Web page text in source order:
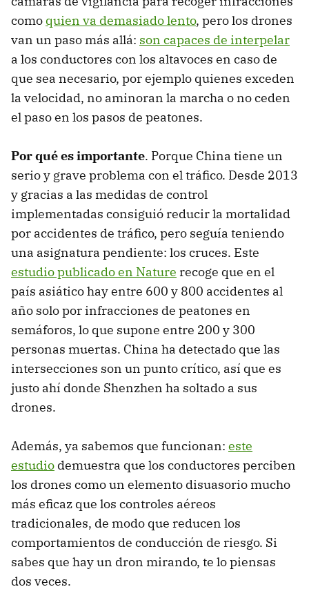
como quien va demasiado lento, pero los drones
van un paso más allá: son capaces de interpelar
a los conductores con los altavoces en caso de
que sea necesario, por ejemplo quienes exceden
la velocidad, no aminoran la marcha o no ceden
el paso en los pasos de peatones.
Por qué es importante. Porque China tiene un
serio y grave problema con el tráfico. Desde 2013
y gracias a las medidas de control
implementadas consiguió reducir la mortalidad
por accidentes de tráfico, pero seguía teniendo
una asignatura pendiente: los cruces. Este
estudio publicado en Nature recoge que en el
país asiático hay entre 600 y 800 accidentes al
año solo por infracciones de peatones en
semáforos, lo que supone entre 200 y 300
personas muertas. China ha detectado que las
intersecciones son un punto crítico, así que es
justo ahí donde Shenzhen ha soltado a sus
drones.
Además, ya sabemos que funcionan: este
estudio demuestra que los conductores perciben
los drones como un elemento disuasorio mucho
más eficaz que los controles aéreos
tradicionales, de modo que reducen los
comportamientos de conducción de riesgo. Si
sabes que hay un dron mirando, te lo piensas
dos veces.